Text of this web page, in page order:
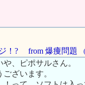
！? from 爆痩問題
、ピポサルさん。
ざいます。